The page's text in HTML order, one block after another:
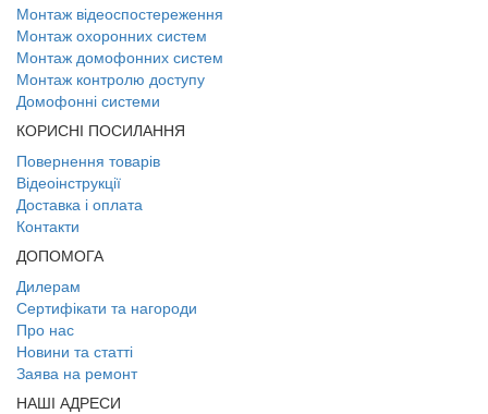
Монтаж відеоспостереження
Монтаж охоронних систем
Монтаж домофонних систем
Монтаж контролю доступу
Домофонні системи
КОРИСНІ ПОСИЛАННЯ
Повернення товарів
Відеоінструкції
Доставка і оплата
Контакти
ДОПОМОГА
Дилерам
Сертифікати та нагороди
Про нас
Новини та статті
Заява на ремонт
НАШІ АДРЕСИ